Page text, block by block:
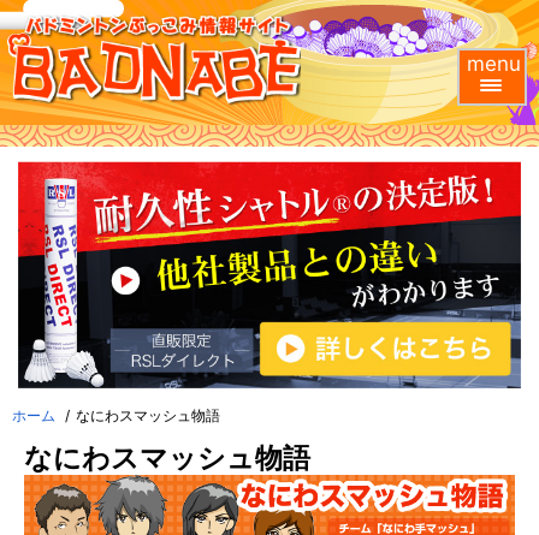
menu
ホーム なにわスマッシュ物語
なにわスマッシュ物語